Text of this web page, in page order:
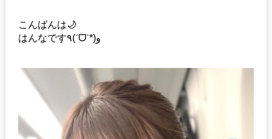
こんばんは🌙
はんなです٩(ˊᗜˋ*)و